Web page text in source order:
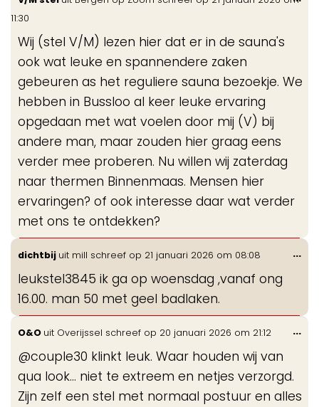
11:30
Wij (stel V/M) lezen hier dat er in de sauna's
ook wat leuke en spannendere zaken
gebeuren as het reguliere sauna bezoekje. We
hebben in Bussloo al keer leuke ervaring
opgedaan met wat voelen door mij (V) bij
andere man, maar zouden hier graag eens
verder mee proberen. Nu willen wij zaterdag
naar thermen Binnenmaas. Mensen hier
ervaringen? of ook interesse daar wat verder
met ons te ontdekken?
dichtbij uit mill schreef op 21 januari 2026 om 08:08
leukstel3845 ik ga op woensdag ,vanaf ong
16.00. man 50 met geel badlaken.
...
O&O uit Overijssel schreef op 20 januari 2026 om 21:12
@couple30 klinkt leuk. Waar houden wij van
qua look... niet te extreem en netjes verzorgd.
Zijn zelf een stel met normaal postuur en alles
...